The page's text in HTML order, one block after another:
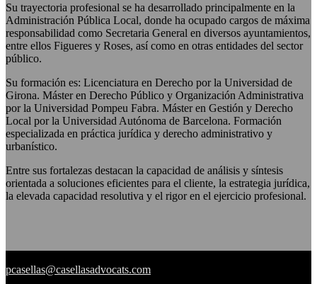
Su trayectoria profesional se ha desarrollado principalmente en la
Administración Pública Local, donde ha ocupado cargos de máxima
responsabilidad como Secretaria General en diversos ayuntamientos,
entre ellos Figueres y Roses, así como en otras entidades del sector
público.
Su formación es: Licenciatura en Derecho por la Universidad de
Girona. Máster en Derecho Público y Organización Administrativa
por la Universidad Pompeu Fabra. Máster en Gestión y Derecho
Local por la Universidad Autónoma de Barcelona. Formación
especializada en práctica jurídica y derecho administrativo y
urbanístico.
Entre sus fortalezas destacan la capacidad de análisis y síntesis
orientada a soluciones eficientes para el cliente, la estrategia jurídica,
la elevada capacidad resolutiva y el rigor en el ejercicio profesional.
pcasellas@casellasadvocats.com